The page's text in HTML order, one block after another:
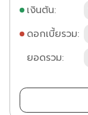
เงินต้น:
ดอกเบี้ยรวม:
ยอดรวม: